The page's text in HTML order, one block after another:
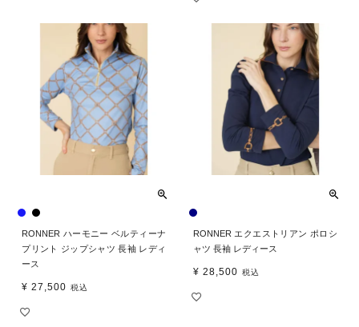
RONNER ハーモニー ベルティーナ
プリント ジップシャツ 長袖 レディ
ース
¥ 27,500 税込
RONNER エクエストリアン ポロシ
ャツ 長袖 レディース
¥ 28,500 税込